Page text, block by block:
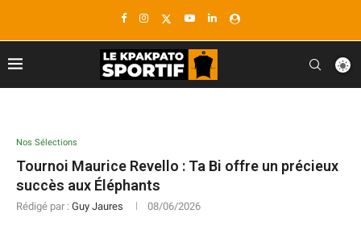
Nos Sélections
Tournoi Maurice Revello : Ta Bi offre un précieux
succès aux Éléphants
Rédigé par : Guy Jaures 08/06/2026